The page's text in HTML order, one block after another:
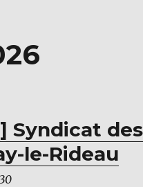
Syndicat
le-Rideau